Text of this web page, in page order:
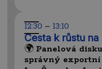
12:30 – 13:10
Cesta k růstu na
🌍 Panelová
správný exportní